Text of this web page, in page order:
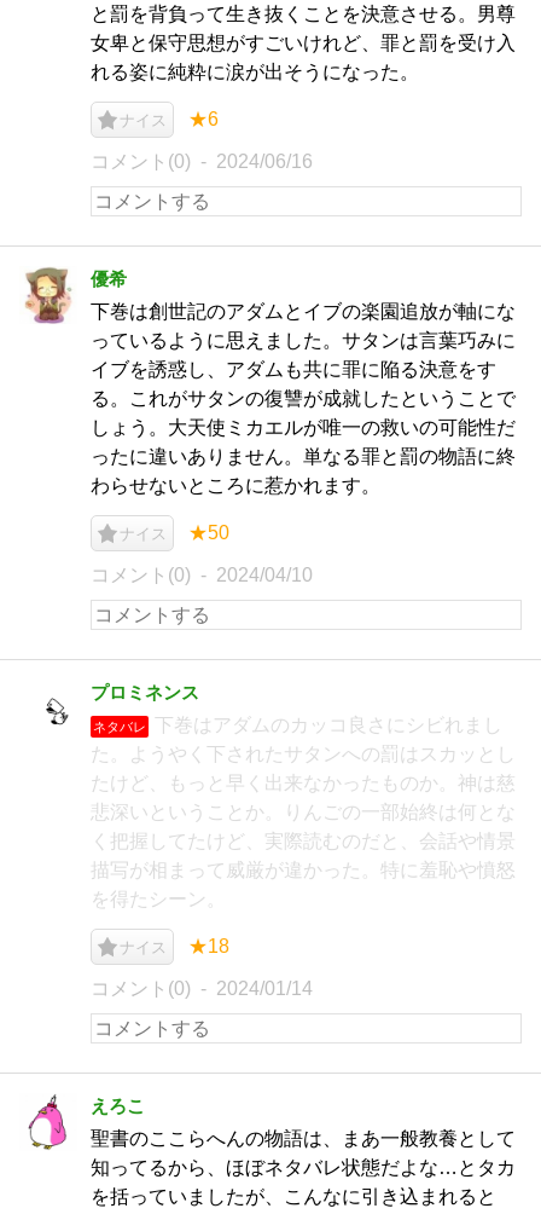
と罰を背負って生き抜くことを決意させる。男尊
女卑と保守思想がすごいけれど、罪と罰を受け入
れる姿に純粋に涙が出そうになった。
ナイス ★6
コメント(0) 2024/06/16
優希
下巻は創世記のアダムとイブの楽園追放が軸にな
っているように思えました。サタンは言葉巧みに
イブを誘惑し、アダムも共に罪に陥る決意をす
る。これがサタンの復讐が成就したということで
しょう。大天使ミカエルが唯一の救いの可能性だ
ったに違いありません。単なる罪と罰の物語に終
わらせないところに惹かれます。
ナイス ★50
コメント(0) 2024/04/10
プロミネンス
ネタバレ
下巻はアダムのカッコ良さにシビれまし
た。ようやく下されたサタンへの罰はスカッとし
たけど、もっと早く出来なかったものか。神は慈
悲深いということか。りんごの一部始終は何とな
く把握してたけど、実際読むのだと、会話や情景
描写が相まって威厳が違かった。特に羞恥や憤怒
を得たシーン。
ナイス ★18
コメント(0) 2024/01/14
えろこ
聖書のここらへんの物語は、まあ一般教養として
知ってるから、ほぼネタバレ状態だよな…とタカ
を括っていましたが、こんなに引き込まれると